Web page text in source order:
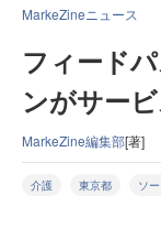
MarkeZineニュース
フィード
ンがサー
MarkeZine編集部[著]
介護 東京都 ソ